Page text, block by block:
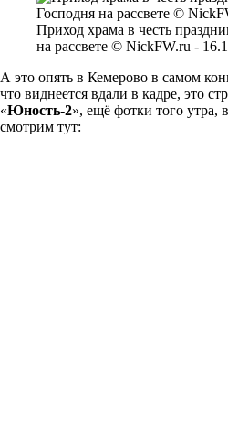
Приход храма в честь
на рассвете © NickFW.ru -
А это опять в Кемерово в самом
что виднеется вдали в кадре, это
«Юность-2», ещё фотки того утра,
смотрим тут: